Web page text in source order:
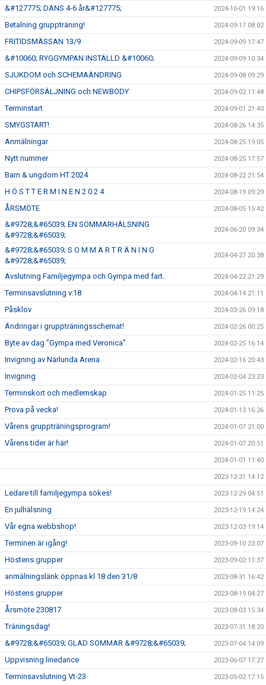
&#127775; DANS 4-6 år&#127775; 2024-10-01 19:16
Betalning gruppträning! 2024-09-17 08:02
FRITIDSMÄSSAN 13/9 2024-09-09 17:47
&#10060; RYGGYMPAN INSTÄLLD &#10060; 2024-09-09 10:34
SJUKDOM och SCHEMAÄNDRING 2024-09-08 09:29
CHIPSFÖRSÄLJNING och NEWBODY 2024-09-02 11:48
Terminstart 2024-09-01 21:40
SMYGSTART! 2024-08-26 14:35
Anmälningar 2024-08-25 19:05
Nytt nummer 2024-08-25 17:57
Barn & ungdom HT 2024 2024-08-22 21:54
H Ö S T T E R M I N E N 2 0 2 4 2024-08-19 09:29
ÅRSMÖTE 2024-08-05 15:42
&#9728;&#65039; EN SOMMARHÄLSNING
&#9728;&#65039;
2024-06-20 09:34
&#9728;&#65039; S O M M A R T R Ä N I N G
&#9728;&#65039;
2024-04-27 20:38
Avslutning Familjegympa och Gympa med fart. 2024-04-22 21:29
Terminsavslutning v.18 2024-04-14 21:11
Påsklov 2024-03-26 09:18
Ändringar i gruppträningsschemat! 2024-02-26 00:25
Byte av dag ”Gympa med Veronica” 2024-02-25 16:14
Invigning av Närlunda Arena 2024-02-16 20:43
Invigning 2024-02-04 23:23
Terminskort och medlemskap 2024-01-25 11:25
Prova på vecka! 2024-01-13 16:26
Vårens gruppträningsprogram! 2024-01-07 21:00
Vårens tider är här! 2024-01-07 20:51
2024-01-01 11:40
2023-12-31 14:12
Ledare till familjegympa sökes! 2023-12-29 04:51
En julhälsning 2023-12-19 14:24
Vår egna webbshop! 2023-12-03 19:14
Terminen är igång! 2023-09-10 23:07
Höstens grupper 2023-09-02 11:37
anmälningslänk öppnas kl 18 den 31/8 2023-08-31 16:42
Höstens grupper 2023-08-19 04:27
Årsmöte 230817 2023-08-03 15:34
Träningsdag! 2023-07-31 18:20
&#9728;&#65039; GLAD SOMMAR &#9728;&#65039; 2023-07-04 14:09
Uppvisning linedance 2023-06-07 17:27
Terminsavslutning Vt-23 2023-05-02 17:15